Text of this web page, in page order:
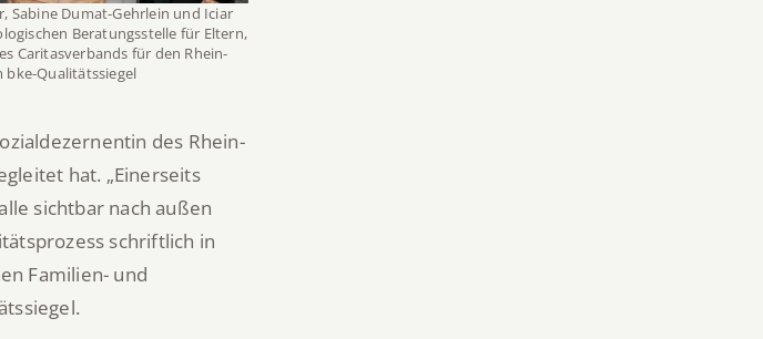
Sabine Dumat-Gehrlein und Iciar
Beratungsstelle für Eltern,
Caritasverbands für den Rhein-
bke-Qualitätssiegel
des Rhein-
hat. „Einerseits
sichtbar nach außen
schriftlich in
Familien- und